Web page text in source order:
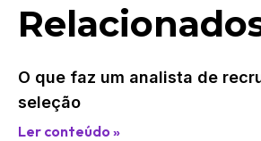
O que faz um analista de
seleção
Ler conteúdo »